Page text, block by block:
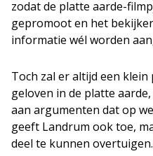
zodat de platte aarde-
gepromoot en het
informatie wél worden
Toch zal er altijd een
geloven in de platte
aan argumenten dat op
geeft Landrum ook toe,
deel te kunnen